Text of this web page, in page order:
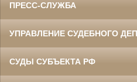
ПРЕСС-СЛУЖБА
УПРАВЛЕНИЕ СУДЕБНОГО
СУДЫ СУБЪЕКТА РФ